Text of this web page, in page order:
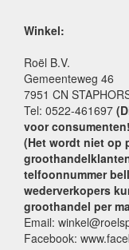
Winkel:
Roël B.V.
Gemeenteweg 46
7951 CN
Tel: 0522-461697
voor
(Het wordt niet op
telfoonnummer
wederverkopers
groothandel per
Email:
Facebook: